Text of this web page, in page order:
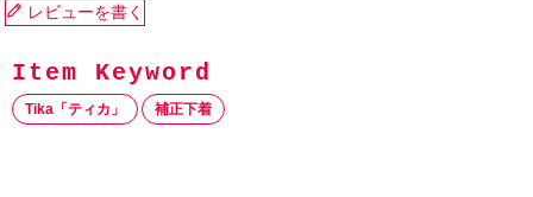
レビューを書く
Tika「ティカ」 補正下着